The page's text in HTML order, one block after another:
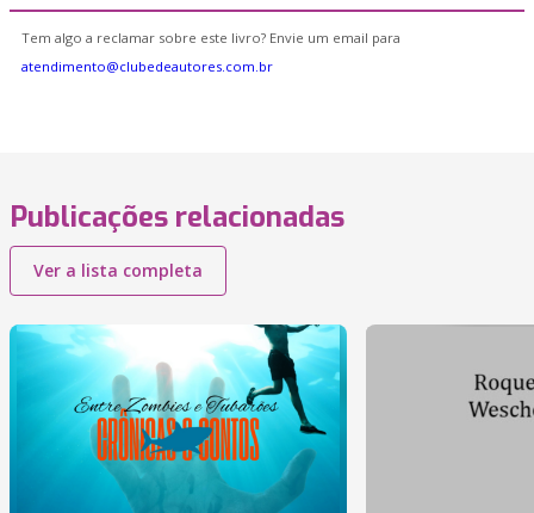
Tem algo a reclamar sobre este livro? Envie um email para
atendimento@clubedeautores.com.br
Publicações relacionadas
Ver a lista completa